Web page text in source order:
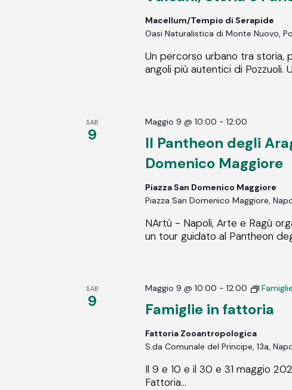
Macellum/Tempio di Serapide
Oasi Naturalistica di Monte Nuovo,
Un percorso urbano tra storia,
angoli più autentici di Pozzuoli.
SAB
9
Il Pantheon degli
Domenico Maggiore
Maggio 9 @ 10:00 -12:00
Piazza San Domenico Maggiore
Piazza San Domenico Maggiore,
NArtù - Napoli, Arte e Ragù
un tour guidato al Pantheon
SAB
9 Famiglie in fattoria
Maggio 9 @ 10:00 -12:00
Fattoria Zooantropologica
S.da Comunale del Principe, 13a,
Il 9 e 10 e il 30 e 31 maggio
Fattoria...